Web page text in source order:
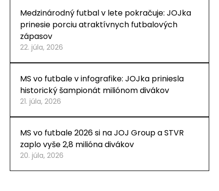
Medzinárodný futbal v lete pokračuje: JOJka
prinesie porciu atraktívnych futbalových
zápasov
22. júla, 2026
MS vo futbale v infografike: JOJka priniesla
historický šampionát miliónom divákov
21. júla, 2026
MS vo futbale 2026 si na JOJ Group a STVR
zaplo vyše 2,8 milióna divákov
20. júla, 2026